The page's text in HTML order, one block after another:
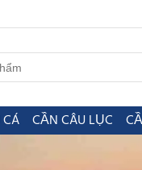
CẦN CÂU LỤC